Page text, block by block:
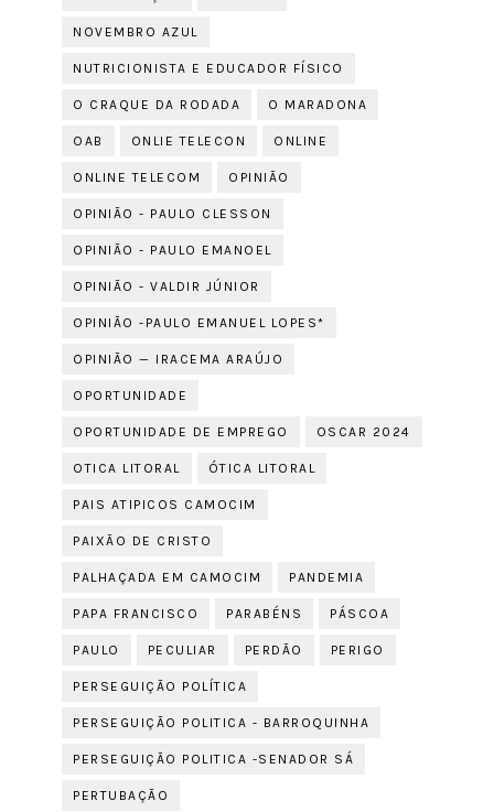
NOVEMBRO AZUL
NUTRICIONISTA E EDUCADOR FÍSICO
O CRAQUE DA RODADA O MARADONA
OAB ONLIE TELECON ONLINE
ONLINE TELECOM OPINIÃO
OPINIÃO - PAULO CLESSON
OPINIÃO - PAULO EMANOEL
OPINIÃO - VALDIR JÚNIOR
OPINIÃO -PAULO EMANUEL LOPES*
OPINIÃO — IRACEMA ARAÚJO
OPORTUNIDADE
OPORTUNIDADE DE EMPREGO OSCAR 2024
OTICA LITORAL ÓTICA LITORAL
PAIS ATIPICOS CAMOCIM
PAIXÃO DE CRISTO
PALHAÇADA EM CAMOCIM PANDEMIA
PAPA FRANCISCO PARABÉNS PÁSCOA
PAULO PECULIAR PERDÃO PERIGO
PERSEGUIÇÃO POLÍTICA
PERSEGUIÇÃO POLITICA - BARROQUINHA
PERSEGUIÇÃO POLITICA -SENADOR SÁ
PERTUBAÇÃO